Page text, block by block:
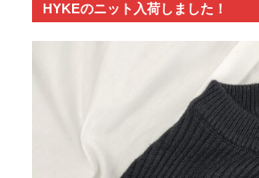
HYKEのニット入荷しました！